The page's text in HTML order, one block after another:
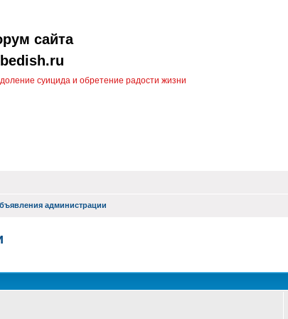
сайта
суицида и обретение радости жизни
администрации